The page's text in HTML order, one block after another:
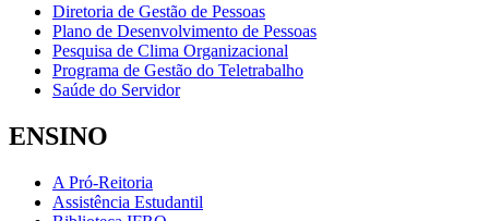
Diretoria de Gestão de Pessoas
Plano de Desenvolvimento de Pessoas
Pesquisa de Clima Organizacional
Programa de Gestão do Teletrabalho
Saúde do Servidor
ENSINO
A Pró-Reitoria
Assistência Estudantil